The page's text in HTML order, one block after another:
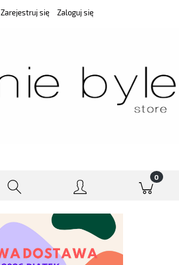
Zarejestruj się Zaloguj się